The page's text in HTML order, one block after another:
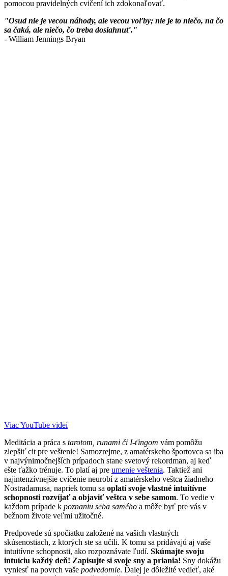
pomocou pravidelných cvičení ich zdokonaľovať.
"Osud nie je vecou náhody, ale vecou voľby; nie je to niečo, na čo
sa čaká, ale niečo, čo treba dosiahnuť."
- William Jennings Bryan
Viac YouTube videí
Meditácia a práca s tarotom, runami či I-ťingom vám pomôžu
zlepšiť cit pre veštenie! Samozrejme, z amatérskeho športovca sa iba
v najvýnimočnejších prípadoch stane svetový rekordman, aj keď
ešte ťažko trénuje. To platí aj pre umenie veštenia. Taktiež ani
najintenzívnejšie cvičenie neurobí z amatérskeho veštca žiadneho
Nostradamusa, napriek tomu sa oplatí svoje vlastné intuitívne
schopnosti rozvíjať a objaviť veštca v sebe samom. To vedie v
každom prípade k poznaniu seba samého a môže byť pre vás v
bežnom živote veľmi užitočné.
Predpovede sú spočiatku založené na vašich vlastných
skúsenostiach, z ktorých ste sa učili. K tomu sa pridávajú aj vaše
intuitívne schopnosti, ako rozpoznávate ľudí. Skúmajte svoju
intuíciu každý deň! Zapisujte si svoje sny a priania! Sny dokážu
vyniesť na povrch vaše podvedomie. Ďalej je dôležité vedieť, aké